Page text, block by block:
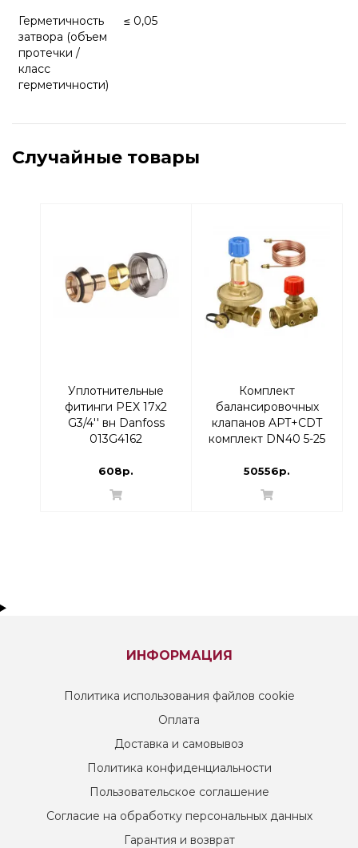
Герметичность
затвора (объем
протечки /
класс
герметичности)
≤ 0,05
Случайные товары
Уплотнительные
фитинги PEX 17х2
G3/4'' вн Danfoss
013G4162
608р.
Комплект
балансировочных
клапанов APT+CDT
комплект DN40 5-25
50556р.
ИНФОРМАЦИЯ
Политика использования файлов cookie
Оплата
Доставка и самовывоз
Политика конфиденциальности
Пользовательское соглашение
Согласие на обработку персональных данных
Гарантия и возврат